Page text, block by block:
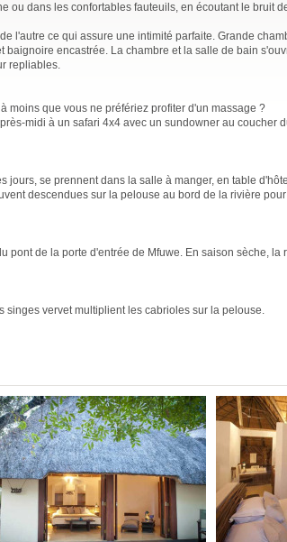
ou dans les confortables fauteuils, en écoutant le bruit
l'autre ce qui assure une intimité parfaite. Grande
encastrée. La chambre et la salle de bain
repliables.
moins que vous ne préfériez profiter d'un massage ?
midi à un safari 4x4 avec un sundowner au coucher
jours, se prennent dans la salle à manger, en table
descendues sur la pelouse au bord de la rivière pour
pont de la porte d'entrée de Mfuwe. En saison sèche, la
singes vervet multiplient les cabrioles sur la pelouse.